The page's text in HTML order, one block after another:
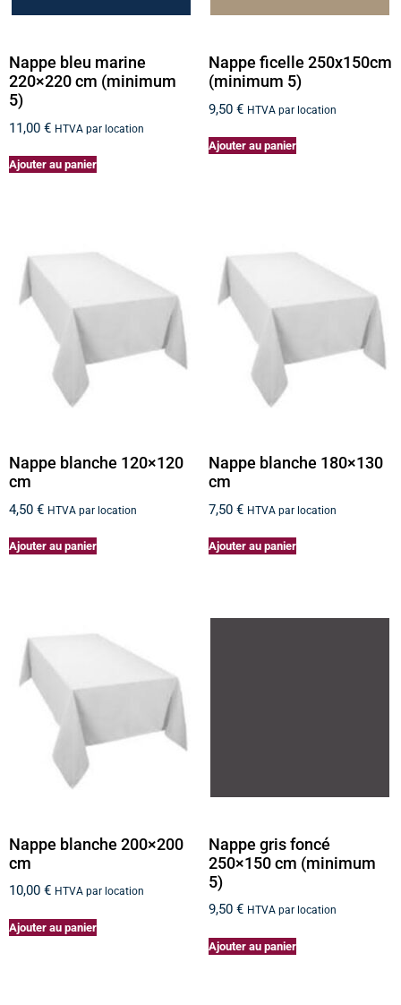
Nappe bleu marine
220×220 cm (minimum
5)
11,00 € HTVA par location
Ajouter au panier
Nappe ficelle 250x150cm
(minimum 5)
9,50 € HTVA par location
Ajouter au panier
Nappe blanche 120×120
cm
4,50 € HTVA par location
Ajouter au panier
Nappe blanche 180×130
cm
7,50 € HTVA par location
Ajouter au panier
Nappe blanche 200×200
cm
10,00 € HTVA par location
Ajouter au panier
Nappe gris foncé
250×150 cm (minimum
5)
9,50 € HTVA par location
Ajouter au panier